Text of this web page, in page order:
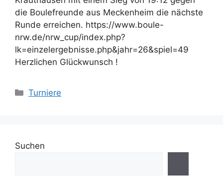
die Boulefreunde aus Meckenheim die nächste
Runde erreichen. https://www.boule-
nrw.de/nrw_cup/index.php?
lk=einzelergebnisse.php&jahr=26&spiel=49
Herzlichen Glückwunsch !
Kategorien
Turniere
Suchen